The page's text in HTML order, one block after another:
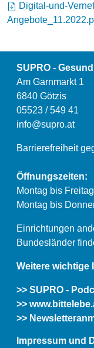
Digital-und-
SUPRO -
Am Garnmarkt 1
6840 Götzis
05523 / 549 41
info@supro.at
Barrierefreiheit
Öffnungszeiten:
Montag bis
Montag bis
Einrichtungen
Bundesländer
Weitere wichtige
>> SUPRO -
>>
>>
Impressum und